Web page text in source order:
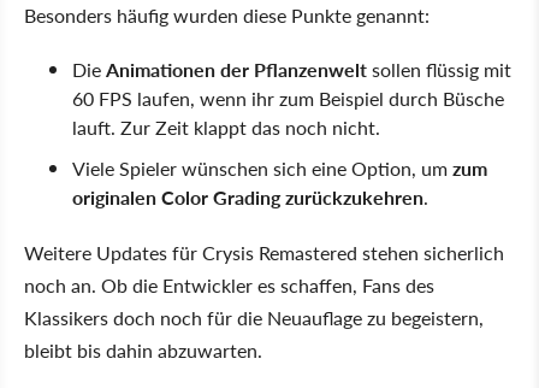
Besonders häufig wurden diese Punkte genannt:
DieAnimationen der Pflanzenweltsollen flüssig mit
60 FPS laufen, wenn ihr zum Beispiel durch Büsche
lauft. Zur Zeit klappt das noch nicht.
Viele Spieler wünschen sich eine Option, umzum
originalen Color Grading zurückzukehren.
Weitere Updates für Crysis Remastered stehen sicherlich
noch an. Ob die Entwickler es schaffen, Fans des
Klassikers doch noch für die Neuauflage zu begeistern,
bleibt bis dahin abzuwarten.